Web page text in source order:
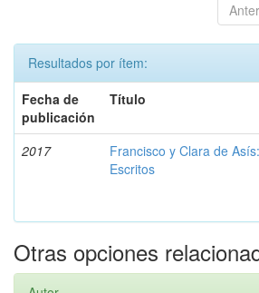
Resultados por ítem:
Fecha de
publicación
Título
2017
Francisco y Clara de Asís:
Escritos
Otras opciones